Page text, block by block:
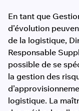
En tant que
d’évolution
de la logistique,
Responsable
possible de se
la gestion des
logistique. La